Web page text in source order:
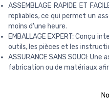
ASSEMBLAGE RAPIDE ET
repliables, ce qui permet un
moins d'une heure.
EMBALLAGE EXPERT: Conçu
outils, les pièces et les
ASSURANCE SANS SOUCI:
fabrication ou de matériaux